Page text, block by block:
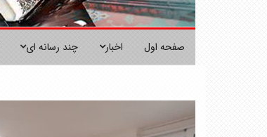
صفحه اول اخبار چند رسانه ای